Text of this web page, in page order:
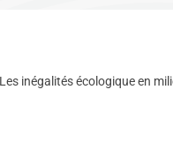
Les inégalités écologique en